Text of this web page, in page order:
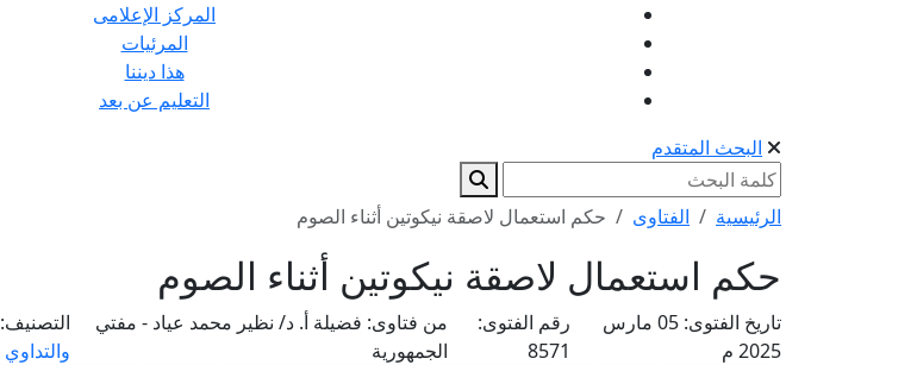
المركز الإعلامى
المرئيات
هذا ديننا
التعليم عن بعد
البحث المتقدم
الرئيسية الفتاوى حكم استعمال لاصقة نيكوتين أثناء الصوم
حكم استعمال لاصقة نيكوتين أثناء الصوم
تاريخ الفتوى:
05 مارس
2025 م
رقم الفتوى:
8571
من فتاوى: فضيلة أ. د/ نظير محمد عياد - مفتي
الجمهورية
التصنيف:
والتداوي